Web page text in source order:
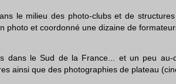
le milieu des photo-clubs et de
et coordonné une dizaine de
dans le Sud de la France... et un peu
ainsi que des photographies de plateau